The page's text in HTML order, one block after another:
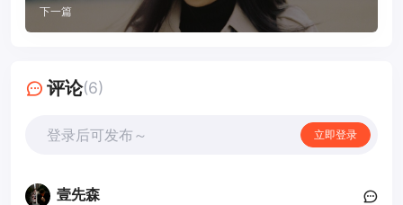
下一篇
评论(6)
登录后可发布～ 立即登录
壹先森